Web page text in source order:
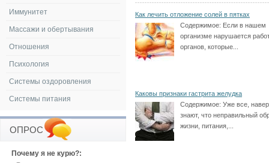
Как лечить отложение солей в пятках
Содержимое: Если в нашем
организме нарушается
органов, которые...
Каковы признаки гастрита желудка
Содержимое: Уже все,
знают, что неправильный
жизни, питания,...
Иммунитет
Массажи и обертывания
Отношения
Психология
Системы оздоровления
Системы питания
ОПРОС
Почему я не курю?: